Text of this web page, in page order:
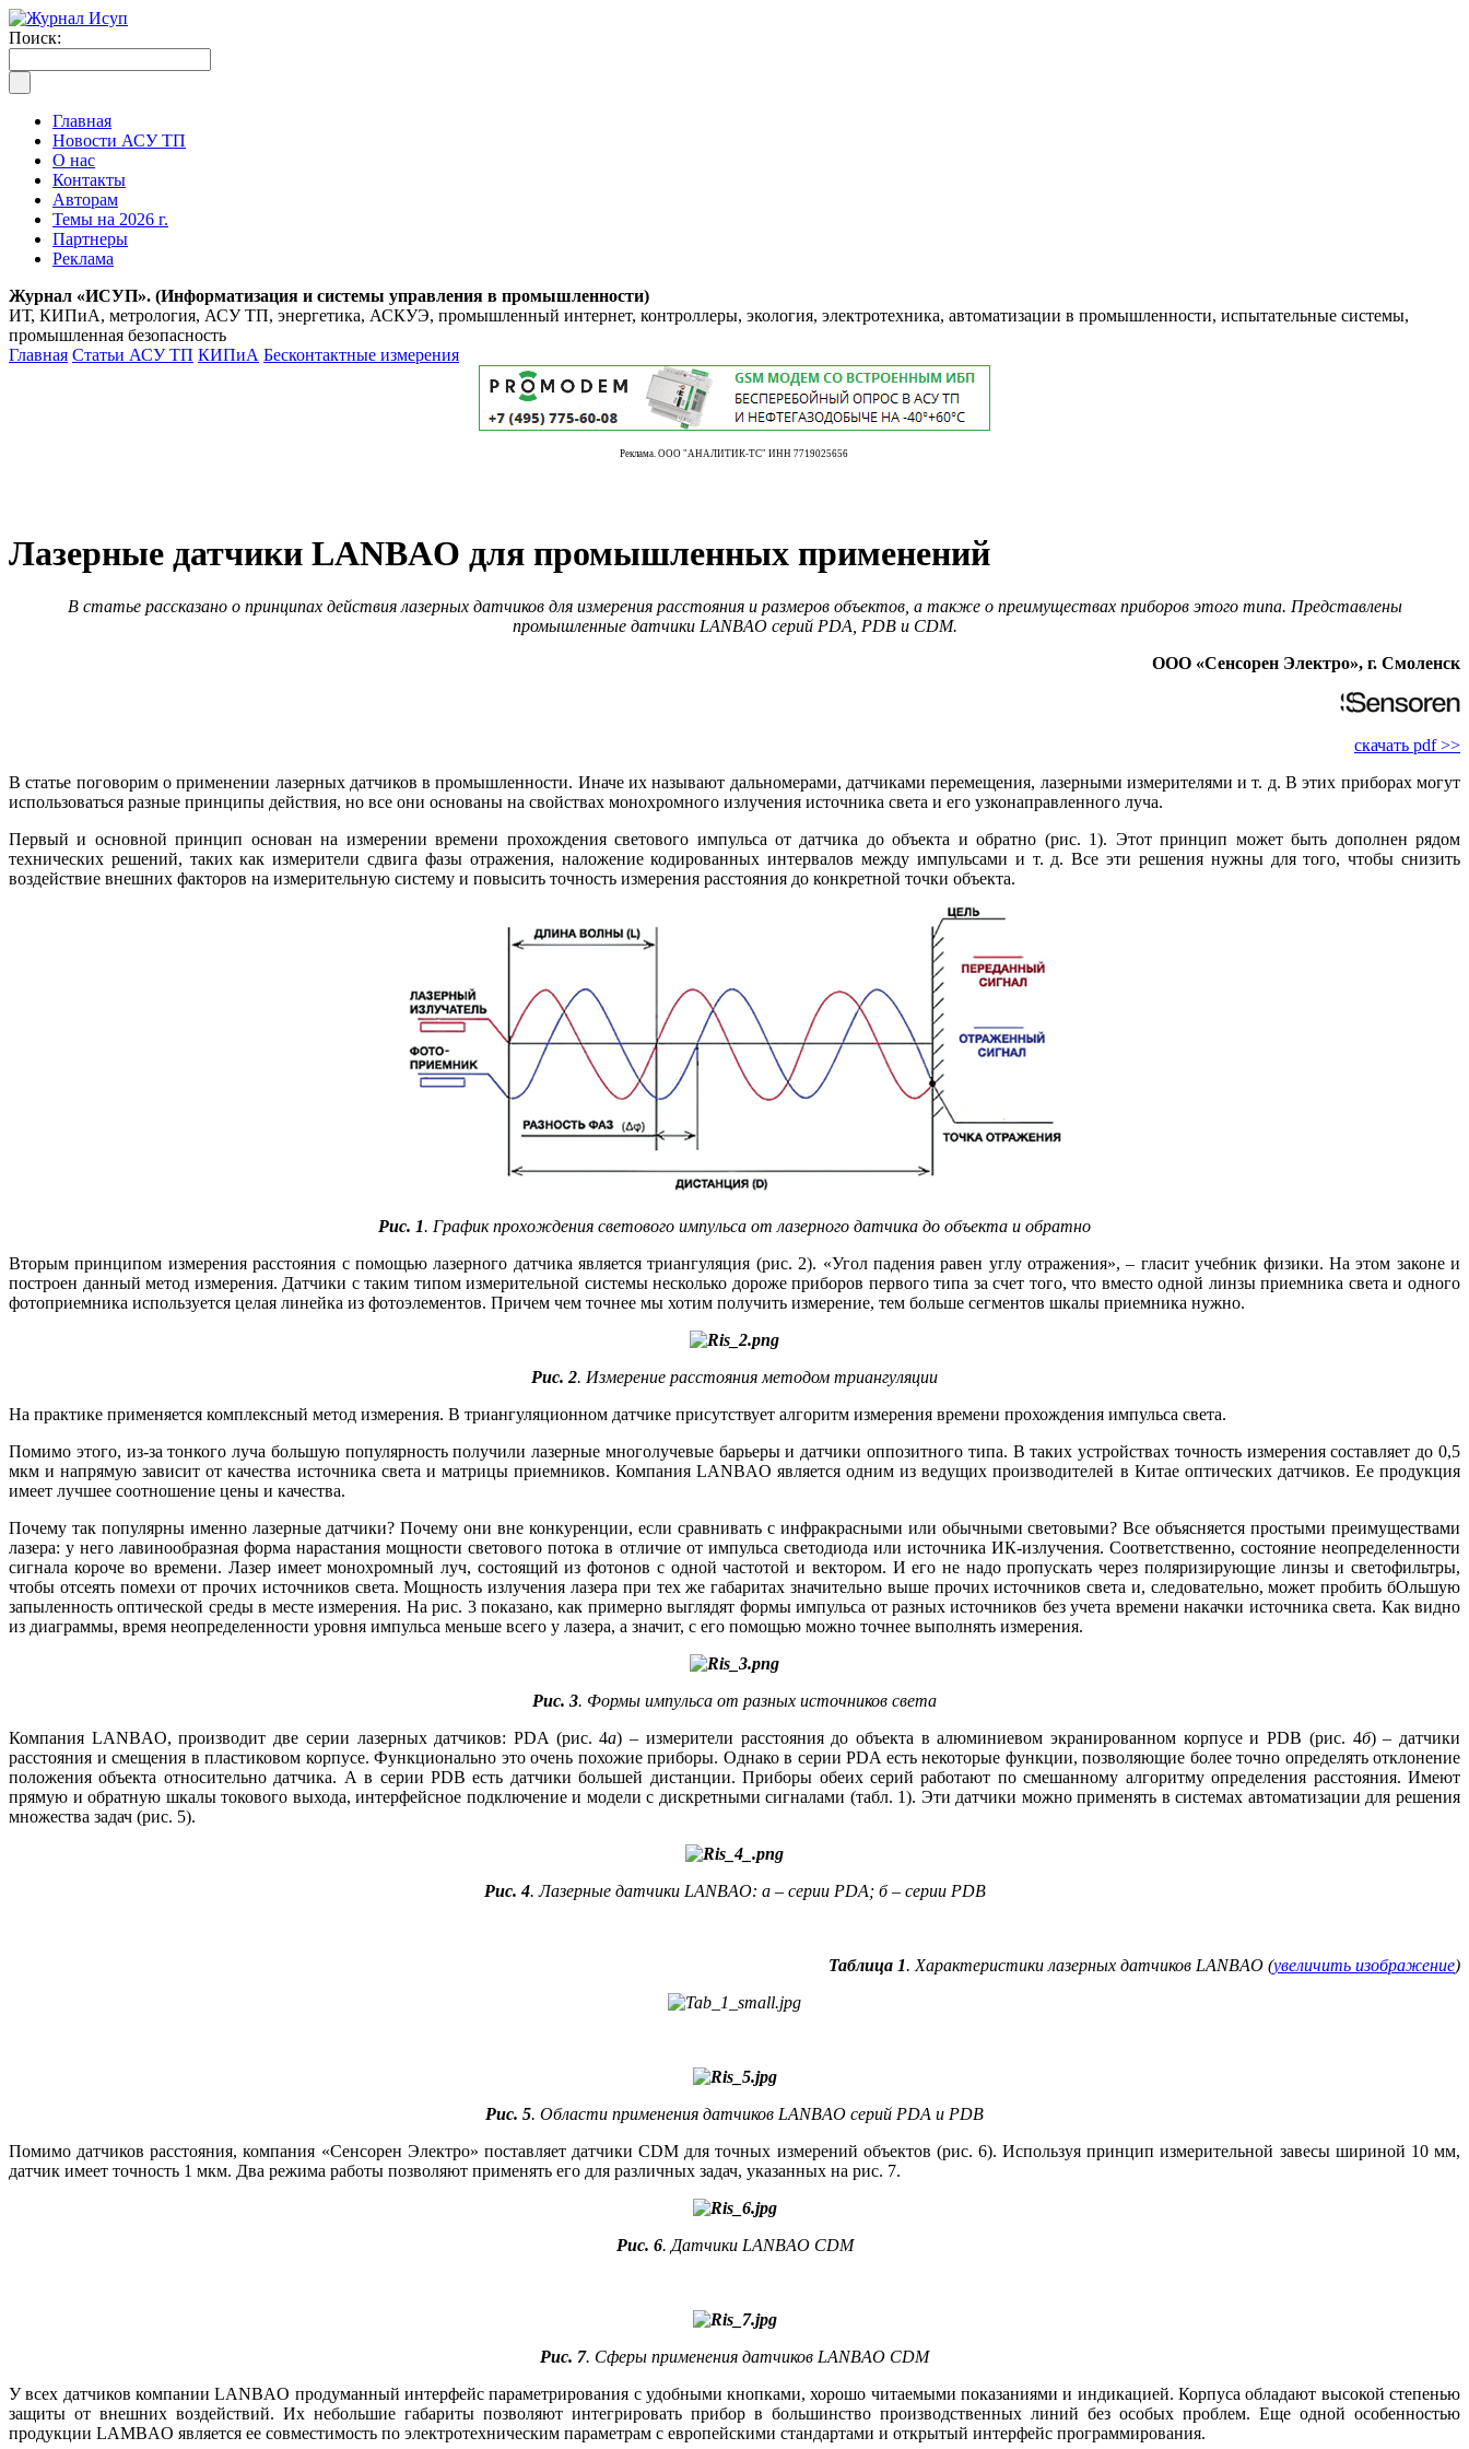
Поиск:
Главная
Новости АСУ ТП
О нас
Контакты
Авторам
Темы на 2026 г.
Партнеры
Реклама
Журнал «ИСУП». (Информатизация и системы управления в промышленности)
ИТ, КИПиА, метрология, АСУ ТП, энергетика, АСКУЭ, промышленный интернет, контроллеры, экология, электротехника, автоматизации в промышленности, испытательные системы,
промышленная безопасность
Главная Статьи АСУ ТП КИПиА Бесконтактные измерения
Реклама. ООО "АНАЛИТИК-ТС" ИНН 7719025656
Лазерные датчики LANBAO для промышленных применений
В статье рассказано о принципах действия лазерных датчиков для измерения расстояния и размеров объектов, а также о преимуществах приборов этого типа. Представлены
промышленные датчики LANBAO серий PDA, PDB и CDM.
ООО «Сенсорен Электро», г. Смоленск
скачать pdf >>
В статье поговорим о применении лазерных датчиков в промышленности. Иначе их называют дальномерами, датчиками перемещения, лазерными измерителями и т. д. В этих приборах могут
использоваться разные принципы действия, но все они основаны на свойствах монохромного излучения источника света и его узконаправленного луча.
Первый и основной принцип основан на измерении времени прохождения светового импульса от датчика до объекта и обратно (рис. 1). Этот принцип может быть дополнен рядом
технических решений, таких как измерители сдвига фа­зы отражения, наложение кодированных интервалов между импульсами и т. д. Все эти решения нужны для то­го, чтобы снизить
воздействие внешних факторов на измерительную систему и повысить точность измерения расстояния до конкретной точки объекта.
Рис. 1. График прохождения светового импульса от лазерного датчика до объекта и обратно
Вторым принципом измерения расстояния с помощью лазерного датчика является триангуляция (рис. 2). «Угол падения равен углу отражения», – гласит учебник физики. На этом законе и
построен данный метод измерения. Датчики с таким типом измерительной системы несколько дороже приборов первого ти­па за счет то­го, что вместо одной линзы приемника света и одного
фотоприемника используется целая линейка из фотоэлементов. Причем чем точнее мы хотим получить измерение, тем больше сегментов шкалы приемника нужно.
Рис. 2. Измерение расстояния методом триангуляции
На практике применяется комплексный метод измерения. В триангуляционном датчике присутствует алгоритм измерения времени прохождения импульса света.
Помимо этого, из-за тонкого лу­ча большую популярность получили лазерные многолучевые барьеры и датчики оппозитного ти­па. В таких устройствах точность измерения составляет до 0,5
мкм и напрямую зависит от качества источника света и матрицы приемников. Компания LANBAO является одним из ведущих производителей в Китае оптических датчиков. Ее продукция
имеет лучшее соотношение це­ны и качества.
Почему так популярны именно лазерные датчики? Почему они вне конкуренции, если сравнивать с инфракрасными или обычными световыми? Все объясняется простыми преимуществами
лазера: у не­го лавинообразная форма нарастания мощности светового потока в отличие от импульса светодиода или источника ИК-излучения. Соответственно, состояние неопределенности
сигнала короче во времени. Лазер имеет монохромный луч, состоящий из фотонов с одной частотой и вектором. И его не на­до пропускать через поляризирующие линзы и светофильтры,
чтобы отсеять помехи от прочих источников света. Мощность излучения лазера при тех же габаритах значительно вы­ше прочих источников света и, следовательно, может пробить бОльшую
запыленность оптической среды в месте измерения. На рис. 3 показано, как примерно выглядят формы импульса от разных источников без учета времени накачки источника света. Как видно
из диаграммы, время неопределенности уровня импульса меньше всего у лазера, а значит, с его помощью можно точнее выполнять измерения.
Рис. 3. Формы импульса от разных источников света
Компания LANBAO, производит две серии лазерных датчиков: PDA (рис. 4а) – измерители расстояния до объекта в алюминиевом экранированном корпусе и PDB (рис. 4б) – датчики
расстояния и смещения в пластиковом корпусе. Функционально это очень похожие приборы. Однако в серии PDA есть некоторые функции, позволяющие более точно определять отклонение
положения объекта относительно датчика. А в серии PDB есть датчики большей дистанции. Приборы обеих серий работают по смешанному алгоритму определения расстояния. Имеют
прямую и обратную шкалы токового выхода, интерфейсное подключение и модели с дискретными сигналами (табл. 1). Эти датчики можно применять в системах автоматизации для решения
множества задач (рис. 5).
Рис. 4. Лазерные датчики LANBAO: а – серии PDA; б – серии PDB
Таблица 1. Характеристики лазерных датчиков LANBAO (увеличить изображение)
Рис. 5. Области применения датчиков LANBAO серий PDA и PDB
Помимо датчиков расстояния, компания «Сенсорен Электро» поставляет датчики CDM для точных измерений объектов (рис. 6). Используя принцип измерительной завесы шириной 10 мм,
датчик имеет точность 1 мкм. Два режима работы позволяют применять его для различных задач, указанных на рис. 7.
Рис. 6. Датчики LANBAO CDM
Рис. 7. Сферы применения датчиков LANBAO CDM
У всех датчиков компании LANBAO продуманный интерфейс параметрирования с удобными кнопками, хорошо читаемыми показаниями и индикацией. Корпуса обладают высокой степенью
защиты от внешних воздействий. Их небольшие габариты позволяют интегрировать прибор в большинство производственных линий без особых проблем. Еще одной особенностью
продукции LAMBAO является ее совместимость по электротехническим параметрам с европейскими стандартами и открытый интерфейс программирования.